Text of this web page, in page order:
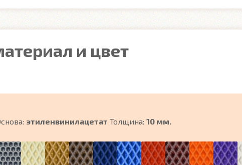
и цвет
этиленвинилацетат Толщина: 10 мм.